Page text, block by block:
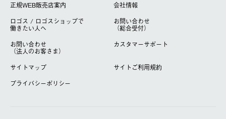
正規WEB販売店案内
会社情報
ロゴス / ロゴスショップで
働きたい人へ
お問い合わせ
（総合受付）
お問い合わせ
（法人のお客さま）
カスタマーサポート
サイトマップ
サイトご利用規約
プライバシーポリシー